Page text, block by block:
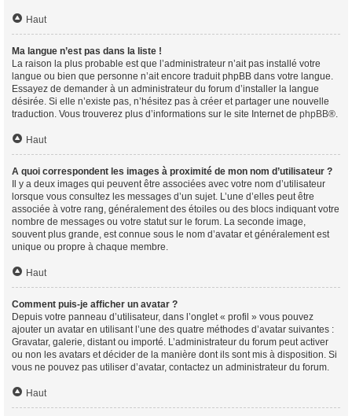
Haut
Ma langue n’est pas dans la liste !
La raison la plus probable est que l’administrateur n’ait pas installé votre
langue ou bien que personne n’ait encore traduit phpBB dans votre langue.
Essayez de demander à un administrateur du forum d’installer la langue
désirée. Si elle n’existe pas, n’hésitez pas à créer et partager une nouvelle
traduction. Vous trouverez plus d’informations sur le site Internet de phpBB®.
Haut
A quoi correspondent les images à proximité de mon nom d’utilisateur ?
Il y a deux images qui peuvent être associées avec votre nom d’utilisateur
lorsque vous consultez les messages d’un sujet. L’une d’elles peut être
associée à votre rang, généralement des étoiles ou des blocs indiquant votre
nombre de messages ou votre statut sur le forum. La seconde image,
souvent plus grande, est connue sous le nom d’avatar et généralement est
unique ou propre à chaque membre.
Haut
Comment puis-je afficher un avatar ?
Depuis votre panneau d’utilisateur, dans l’onglet « profil » vous pouvez
ajouter un avatar en utilisant l’une des quatre méthodes d’avatar suivantes :
Gravatar, galerie, distant ou importé. L’administrateur du forum peut activer
ou non les avatars et décider de la manière dont ils sont mis à disposition. Si
vous ne pouvez pas utiliser d’avatar, contactez un administrateur du forum.
Haut